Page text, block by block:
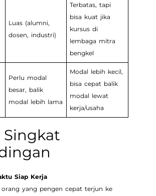
Luas (alumni,
dosen, industri)
Terbatas, tapi
bisa kuat jika
kursus di
lembaga mitra
bengkel
Perlu modal
besar, balik
modal lebih lama
Modal lebih kecil,
bisa cepat balik
modal lewat
kerja/usaha
Singkat
Siap Kerja
orang yang pengen cepat terjun ke